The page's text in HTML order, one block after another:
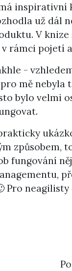
už dál
V
rámci pojetí
-
mě nebyla
bylo velmi
způsobem,
fungování
Pro